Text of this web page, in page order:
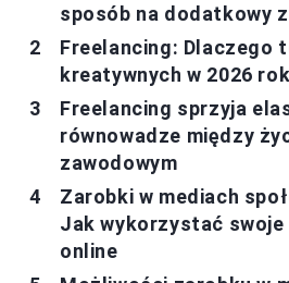
sposób na dodatkowy
Freelancing: Dlaczego
kreatywnych w 2026
Freelancing sprzyja
równowadze między
zawodowym
Zarobki w mediach
Jak wykorzystać
online